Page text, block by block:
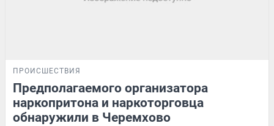
ПРОИСШЕСТВИЯ
Предполагаемого организатора
наркопритона и наркоторговца
обнаружили в Черемхово